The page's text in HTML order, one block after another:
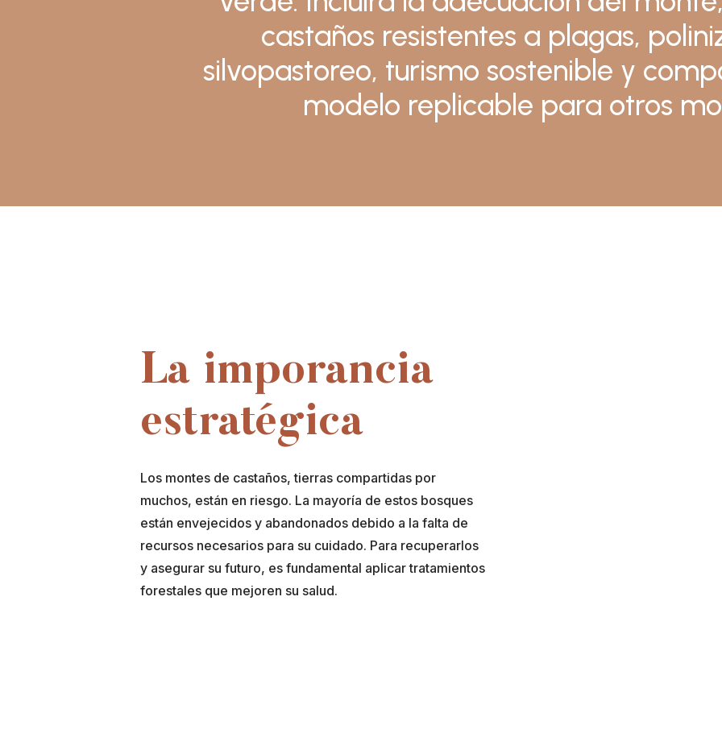
castaños resistentes a plagas,
silvopastoreo, turismo sostenible y
modelo replicable para otros
La imporancia
estratégica
Los montes de castaños, tierras compartidas por
muchos, están en riesgo. La mayoría de estos bosques
están envejecidos y abandonados debido a la falta de
recursos necesarios para su cuidado. Para recuperarlos
y asegurar su futuro, es fundamental aplicar tratamientos
forestales que mejoren su salud.